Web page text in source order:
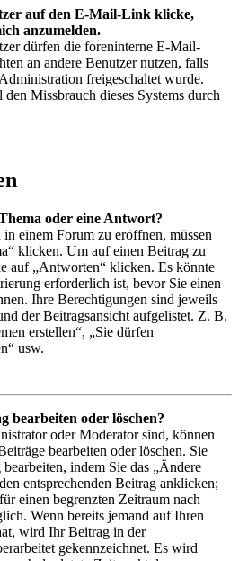
auf den E-Mail-Link klicke,
anzumelden.
dürfen die foreninterne E-Mail-
an andere Benutzer nutzen, falls
freigeschaltet wurde.
Missbrauch dieses Systems durch
oder eine Antwort?
einem Forum zu eröffnen, müssen
klicken. Um auf einen Beitrag zu
auf „Antworten“ klicken. Es könnte
erforderlich ist, bevor Sie einen
Ihre Berechtigungen sind jeweils
der Beitragsansicht aufgelistet. Z. B.
erstellen“, „Sie dürfen
usw.
bearbeiten oder löschen?
oder Moderator sind, können
bearbeiten oder löschen. Sie
indem Sie das „Ändere
entsprechenden Beitrag anklicken;
einen begrenzten Zeitraum nach
Wenn bereits jemand auf Ihren
wird Ihr Beitrag in der
gekennzeichnet. Es wird